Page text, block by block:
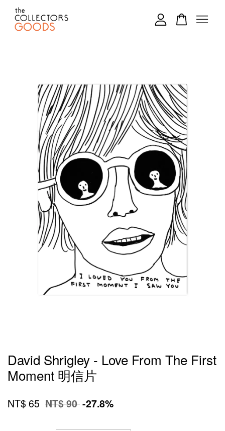
David Shrigley - Love From The First
Moment 明信片
NT$ 65 NT$ 90-27.8%